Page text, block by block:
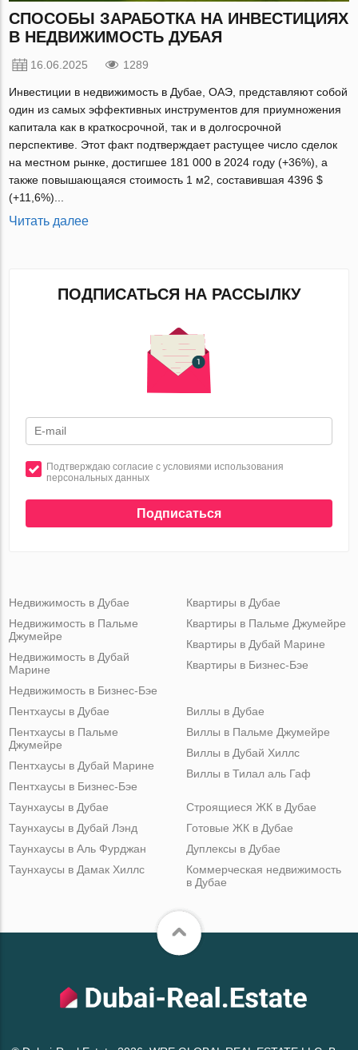
СПОСОБЫ ЗАРАБОТКА НА ИНВЕСТИЦИЯХ
В НЕДВИЖИМОСТЬ ДУБАЯ
16.06.2025 1289
Инвестиции в недвижимость в Дубае, ОАЭ, представляют собой
один из самых эффективных инструментов для приумножения
капитала как в краткосрочной, так и в долгосрочной
перспективе. Этот факт подтверждает растущее число сделок
на местном рынке, достигшее 181 000 в 2024 году (+36%), а
также повышающаяся стоимость 1 м2, составившая 4396 $
(+11,6%)...
Читать далее
ПОДПИСАТЬСЯ НА РАССЫЛКУ
Подтверждаю согласие с условиями использования
персональных данных
Подписаться
Недвижимость в Дубае
Недвижимость в Пальме
Джумейре
Недвижимость в Дубай
Марине
Недвижимость в Бизнес-Бэе
Квартиры в Дубае
Квартиры в Пальме Джумейре
Квартиры в Дубай Марине
Квартиры в Бизнес-Бэе
Пентхаусы в Дубае
Пентхаусы в Пальме
Джумейре
Пентхаусы в Дубай Марине
Пентхаусы в Бизнес-Бэе
Виллы в Дубае
Виллы в Пальме Джумейре
Виллы в Дубай Хиллс
Виллы в Тилал аль Гаф
Таунхаусы в Дубае
Таунхаусы в Дубай Лэнд
Таунхаусы в Аль Фурджан
Таунхаусы в Дамак Хиллс
Строящиеся ЖК в Дубае
Готовые ЖК в Дубае
Дуплексы в Дубае
Коммерческая недвижимость
в Дубае